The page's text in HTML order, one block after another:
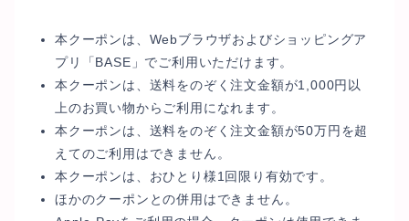
本クーポンは、Webブラウザおよびショッピングア
プリ「BASE」でご利用いただけます。
本クーポンは、送料をのぞく注文金額が1,000円以
上のお買い物からご利用になれます。
本クーポンは、送料をのぞく注文金額が50万円を超
えてのご利用はできません。
本クーポンは、おひとり様1回限り有効です。
ほかのクーポンとの併用はできません。